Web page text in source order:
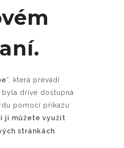
“, která převádí
dříve dostupná
pomocí příkazu
ji můžete využít
stránkách